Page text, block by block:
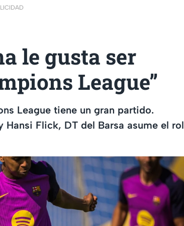
le gusta ser
League”
League tiene un gran partido.
Hansi Flick, DT del Barsa asume el rol